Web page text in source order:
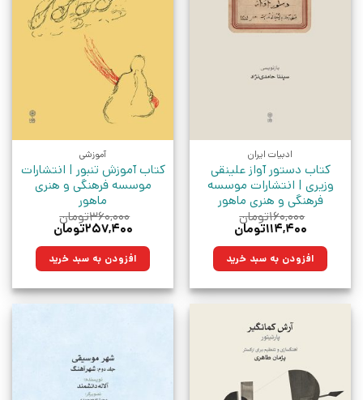
ادبیات ایران
کتاب دستور آواز علینقی
وزیری | انتشارات موسسه
فرهنگی و هنری ماهور
۱۶۰,۰۰۰تومان
قیمت
۱۶۰,۰۰۰تومان
بود.
۱۱۴,۴۰۰تومان
۱۱۴,۴۰۰تومان.افزودن به سبد خرید
آموزشی
کتاب آموزش تنبور | انتشارات
موسسه فرهنگی و هنری
ماهور
۳۶۰,۰۰۰تومان
قیمت
۳۶۰,۰۰۰تومان
بود.
۲۵۷,۴۰۰تومان
۲۵۷,۴۰۰تومان.افزودن به سبد خرید